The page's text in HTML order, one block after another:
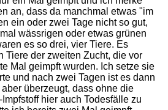
an, dass da manchmal etwas "im
ein oder zwei Tage nicht so gut,
wässrigen oder etwas grünen
es so drei, vier Tiere. Es
Tiere der zweiten Zucht, die vor
Mal geimpft wurden. Ich setze sie
und nach zwei Tagen ist es dann
überzeugt, dass ohne die
Impfstoff hier auch Todesfälle zu